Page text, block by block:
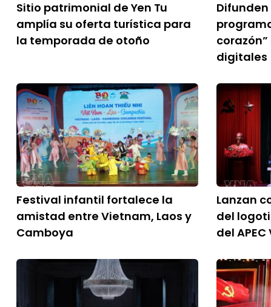
Sitio patrimonial de Yen Tu
amplía su oferta turística para
la temporada de otoño
digitales
Festival infantil fortalece la
amistad entre Vietnam, Laos y
Camboya
Lanzan
del
del